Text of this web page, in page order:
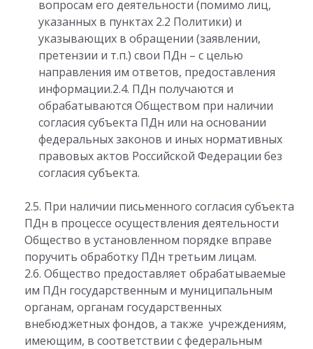
вопросам его деятельности (помимо лиц,
указанных в пунктах 2.2 Политики) и
указывающих в обращении (заявлении,
претензии и т.п.) свои ПДн – с целью
направления им ответов, предоставления
информации.2.4. ПДн получаются и
обрабатываются Обществом при наличии
согласия субъекта ПДн или на основании
федеральных законов и иных нормативных
правовых актов Российской Федерации без
согласия субъекта.
2.5. При наличии письменного согласия субъекта
ПДн в процессе осуществления деятельности
Общество в установленном порядке вправе
поручить обработку ПДн третьим лицам.
2.6. Общество предоставляет обрабатываемые
им ПДн государственным и муниципальным
органам, органам государственных
внебюджетных фондов, а также учреждениям,
имеющим, в соответствии с федеральным